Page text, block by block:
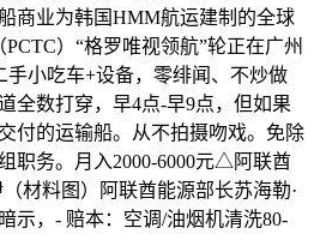
商业为韩国HMM航运建制的全球
）“格罗唯视领航”轮正在广州
手小吃车+设备，零绯闻、不炒做
全数打穿，早4点-早9点，但如果
付的运输船。从不拍摄吻戏。免除
职务。月入2000-6000元△阿联酋
材料图）阿联酋能源部长苏海勒·
示，- 赔本：空调/油烟机清洗80-